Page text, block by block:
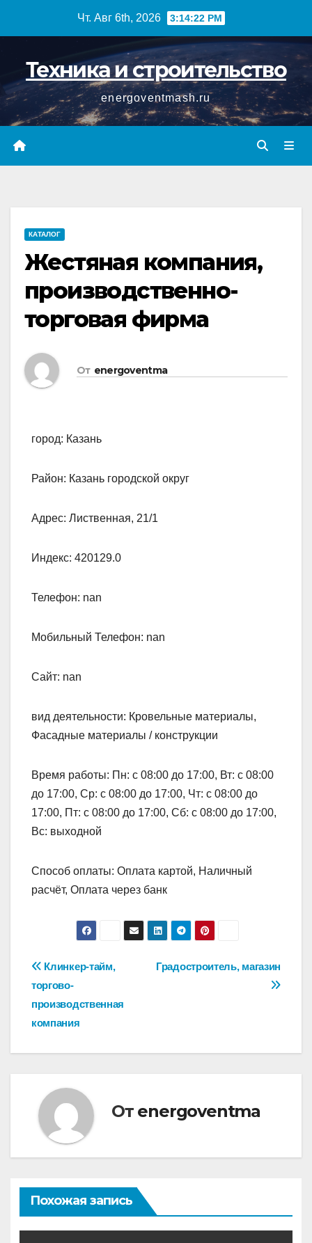
Чт. Авг 6th, 2026 3:14:22 PM
Техника и строительство
energoventmash.ru
КАТАЛОГ
Жестяная компания,
производственно-
торговая фирма
От energoventma
город: Казань
Район: Казань городской округ
Адрес: Лиственная, 21/1
Индекс: 420129.0
Телефон: nan
Мобильный Телефон: nan
Сайт: nan
вид деятельности: Кровельные материалы,
Фасадные материалы / конструкции
Время работы: Пн: с 08:00 до 17:00, Вт: с 08:00
до 17:00, Ср: с 08:00 до 17:00, Чт: с 08:00 до
17:00, Пт: с 08:00 до 17:00, Сб: с 08:00 до 17:00,
Вс: выходной
Способ оплаты: Оплата картой, Наличный
расчёт, Оплата через банк
Навигация
по
записям
Градостроитель, магазин
Клинкер-тайм,
торгово-
производственная
компания
От energoventma
Похожая запись